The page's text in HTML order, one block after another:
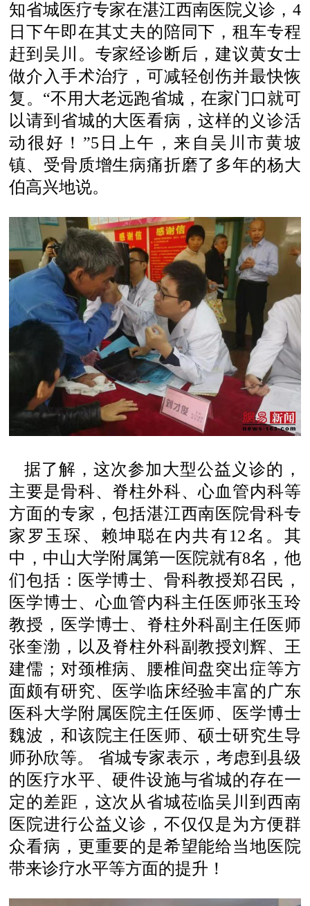
知省城医疗专家在湛江西南医院义诊，4
日下午即在其丈夫的陪同下，租车专程
赶到吴川。专家经诊断后，建议黄女士
做介入手术治疗，可减轻创伤并最快恢
复。“不用大老远跑省城，在家门口就可
以请到省城的大医看病，这样的义诊活
动很好！”5日上午，来自吴川市黄坡
镇、受骨质增生病痛折磨了多年的杨大
伯高兴地说。
据了解，这次参加大型公益义诊的，
主要是骨科、脊柱外科、心血管内科等
方面的专家，包括湛江西南医院骨科专
家罗玉琛、赖坤聪在内共有12名。其
中，中山大学附属第一医院就有8名，他
们包括：医学博士、骨科教授郑召民，
医学博士、心血管内科主任医师张玉玲
教授，医学博士、脊柱外科副主任医师
张奎渤，以及脊柱外科副教授刘辉、王
建儒；对颈椎病、腰椎间盘突出症等方
面颇有研究、医学临床经验丰富的广东
医科大学附属医院主任医师、医学博士
魏波，和该院主任医师、硕士研究生导
师孙欣等。 省城专家表示，考虑到县级
的医疗水平、硬件设施与省城的存在一
定的差距，这次从省城莅临吴川到西南
医院进行公益义诊，不仅仅是为方便群
众看病，更重要的是希望能给当地医院
带来诊疗水平等方面的提升！